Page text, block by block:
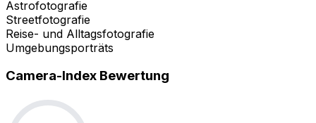
Astrofotografie
Streetfotografie
Reise- und Alltagsfotografie
Umgebungsporträts
Camera-Index Bewertung